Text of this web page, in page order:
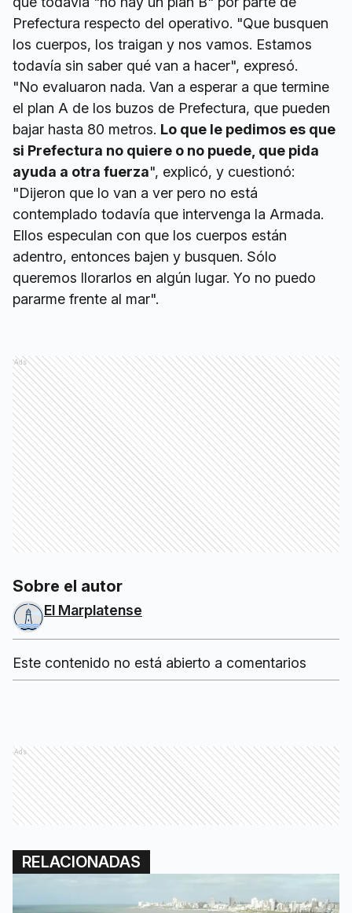
Prefectura respecto del operativo. "Que busquen
los cuerpos, los traigan y nos vamos. Estamos
todavía sin saber qué van a hacer", expresó.
"No evaluaron nada. Van a esperar a que termine
el plan A de los buzos de Prefectura, que pueden
bajar hasta 80 metros. Lo que le pedimos es que
si Prefectura no quiere o no puede, que pida
ayuda a otra fuerza", explicó, y cuestionó:
"Dijeron que lo van a ver pero no está
contemplado todavía que intervenga la Armada.
Ellos especulan con que los cuerpos están
adentro, entonces bajen y busquen. Sólo
queremos llorarlos en algún lugar. Yo no puedo
pararme frente al mar".
Ads
Sobre el autor
El Marplatense
Este contenido no está abierto a comentarios
Ads
RELACIONADAS